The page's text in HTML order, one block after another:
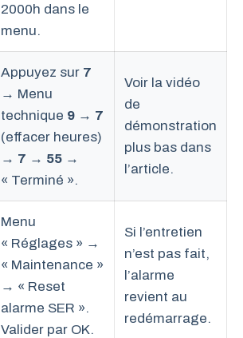
2000h dans le
menu.
Appuyez sur 7
→ Menu
technique 9 → 7
(effacer heures)
→ 7 → 55 →
« Terminé ».
Voir la vidéo
de
démonstration
plus bas dans
l’article.
Menu
« Réglages » →
« Maintenance »
→ « Reset
alarme SER ».
Valider par OK.
Si l’entretien
n’est pas fait,
l’alarme
revient au
redémarrage.